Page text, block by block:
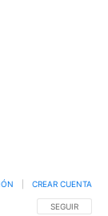
SIGA ESTA
SEGUIR
CREAR CUENTA